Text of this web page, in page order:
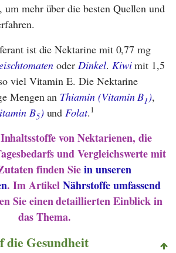
um mehr über die besten Quellen und
ist die Nektarine mit 0,77 mg
oderDinkel. Kiwimit 1,5
viel Vitamin E. Die Nektarine
Mengen an Thiamin (Vitamin B1),
B5)undFolat.1
von Nektarienen, die
und Vergleichswerte mit
finden Siein unseren
. Im ArtikelNährstoffe umfassend
Sie einen detaillierten Einblick in
das Thema.
Gesundheit